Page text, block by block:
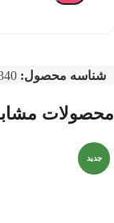
شناسه محصول:
محصولات
جدید